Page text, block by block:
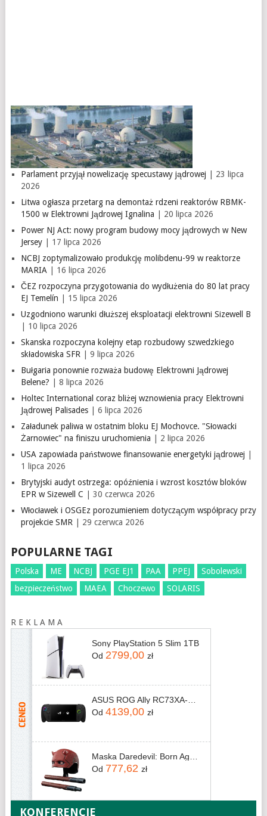
Parlament przyjął nowelizację specustawy jądrowej | 23 lipca
2026
Litwa ogłasza przetarg na demontaż rdzeni reaktorów RBMK-
1500 w Elektrowni Jądrowej Ignalina | 20 lipca 2026
Power NJ Act: nowy program budowy mocy jądrowych w New
Jersey| 17 lipca 2026
NCBJ zoptymalizowało produkcję molibdenu-99 w reaktorze
MARIA| 16 lipca 2026
ČEZ rozpoczyna przygotowania do wydłużenia do 80 lat pracy
EJ Temelín | 15 lipca 2026
Uzgodniono warunki dłuższej eksploatacji elektrowni Sizewell B
| 10 lipca 2026
Skanska rozpoczyna kolejny etap rozbudowy szwedzkiego
składowiska SFR| 9 lipca 2026
Bułgaria ponownie rozważa budowę Elektrowni Jądrowej
Belene? | 8 lipca 2026
Holtec International coraz bliżej wznowienia pracy Elektrowni
Jądrowej Palisades| 6 lipca 2026
Załadunek paliwa w ostatnim bloku EJ Mochovce. "Słowacki
Żarnowiec" na finiszu uruchomienia | 2 lipca 2026
USA zapowiada państwowe finansowanie energetyki jądrowej
1 lipca 2026
Brytyjski audyt ostrzega: opóźnienia i wzrost kosztów bloków
EPR w Sizewell C | 30 czerwca 2026
Włocławek i OSGEz porozumieniem dotyczącym współpracy przy
projekcie SMR| 29 czerwca 2026
POPULARNE TAGI
Polska ME NCBJ PGE EJ1 PAA PPEJ
Sobolewski
bezpieczeństwo
MAEA Choczewo SOLARIS
R E K L A M A
Sony PlayStation 5 Slim 1TB
Od 2799,00 zł
ASUS ROG Ally RC73XA-NH011W Ryzen AI Z2 Extreme
Od 4139,00 zł
Maska Daredevil: Born Again Premium Roleplay Mask and Billy Club
Od 777,62 zł
KONFERENCJE